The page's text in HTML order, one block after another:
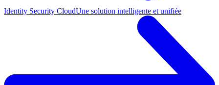
Identity Security CloudUne solution intelligente et unifiée